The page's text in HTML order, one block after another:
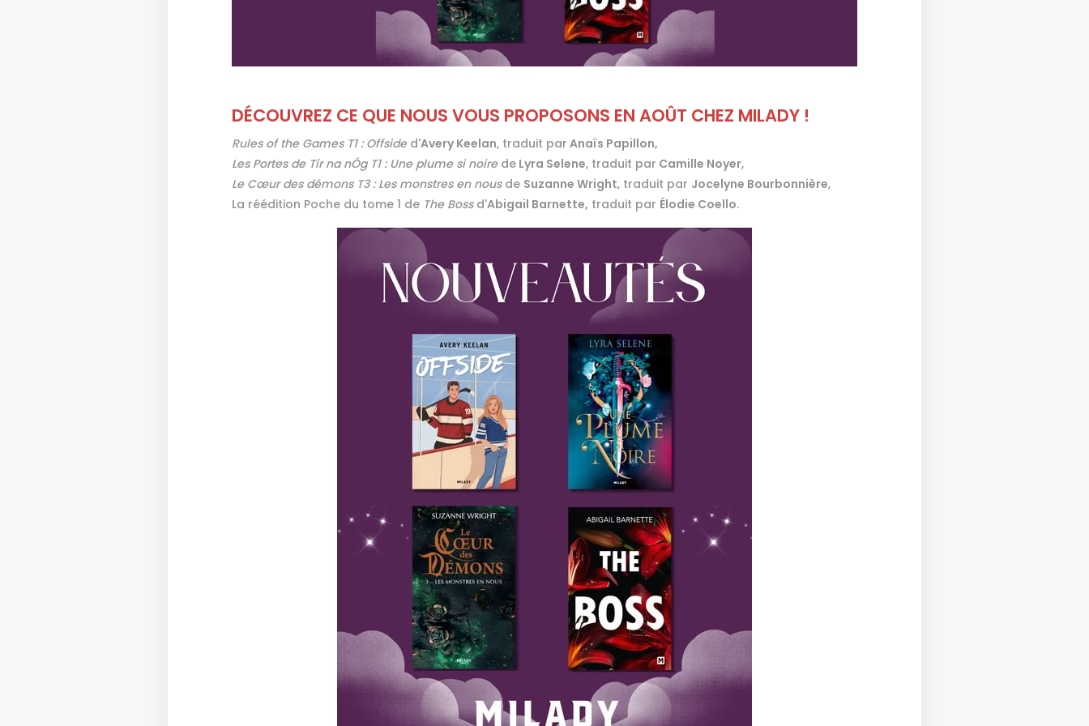
DÉCOUVREZ CE QUE NOUS VOUS PROPOSONS EN AOÛT CHEZ MILADY !
Rules of the Games T1 : Offsided'Avery Keelan, traduit par Anaïs Papillon,
Les Portes de Tír na nÓg T1 : Une plume si noirede Lyra Selene, traduit par Camille Noyer,
Le Cœur des démons T3 : Les monstres en nousde Suzanne Wright, traduit par Jocelyne Bourbonnière,
La réédition Poche du tome 1 de The Bossd'Abigail Barnette, traduit par Élodie Coello.